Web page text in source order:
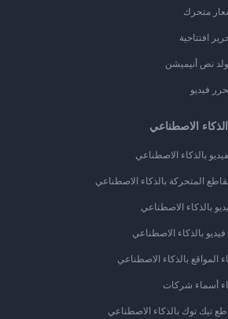
متحرك
افتتاحية
نص أنيميشن
فيديو
الاصطناعي
بالذكاء الاصطناعي
المتحركة بالذكاء الاصطناعي
بالذكاء الاصطناعي
بالذكاء الاصطناعي
المواقع بالذكاء الاصطناعي
أسماء شركات
تيك توك بالذكاء الاصطناعي